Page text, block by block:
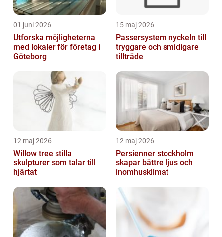
01 juni 2026
Utforska möjligheterna
med lokaler för företag i
Göteborg
15 maj 2026
Passersystem nyckeln till
tryggare och smidigare
tillträde
12 maj 2026
Willow tree stilla
skulpturer som talar till
hjärtat
12 maj 2026
Persienner stockholm
skapar bättre ljus och
inomhusklimat